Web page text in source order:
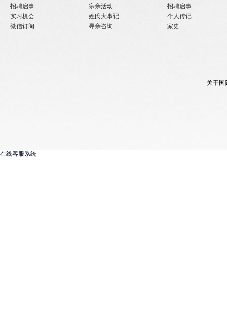
招聘启事
实习机会
微信订阅
宗亲活动
姓氏大事记
寻亲咨询
招聘启事
个人传记
家史
关于国
在线客服系统